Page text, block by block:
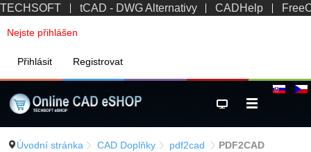
TECHSOFT tCAD - DWG Alternativy CADHelp
Nejste přihlášen
Přihlásit Registrovat
Úvodní stránka CAD Doplňky pdf2cad PDF2CAD